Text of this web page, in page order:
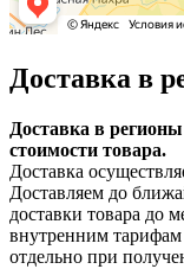
Доставка в
Доставка в
стоимости товара.
Доставка
Доставляем до
доставки товара до
внутренним тарифам
отдельно при